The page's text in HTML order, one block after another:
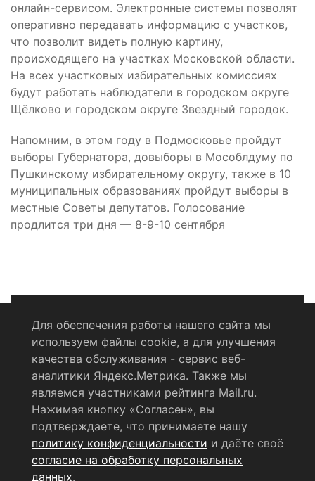
онлайн-сервисом. Электронные системы позволят
оперативно передавать информацию с участков,
что позволит видеть полную картину,
происходящего на участках Московской области.
На всех участковых избирательных комиссиях
будут работать наблюдатели в городском округе
Щёлково и городском округе Звездный городок.
Напомним, в этом году в Подмосковье пройдут
выборы Губернатора, довыборы в Мособлдуму по
Пушкинскому избирательному округу, также в 10
муниципальных образованиях пройдут выборы в
местные Советы депутатов. Голосование
продлится три дня — 8-9-10 сентября
Политика конфиденциальности
Согласие на обработку персональных данных
RSS-лента
© 2004 - 2026 Сетевое издание Щёлковское ТВ.
Свидетельство о регистрации СМИ
Для обеспечения работы нашего сайта мы
используем файлы cookie, а для улучшения
качества обслуживания - сервис веб-
аналитики Яндекс.Метрика. Также мы
являемся участниками рейтинга Mail.ru.
Нажимая кнопку «Согласен», вы
подтверждаете, что принимаете нашу
политику конфиденциальности и даёте своё
согласие на обработку персональных
данных.